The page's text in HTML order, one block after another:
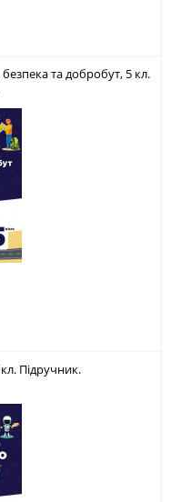
та добробут, 5 кл.
Підручник.